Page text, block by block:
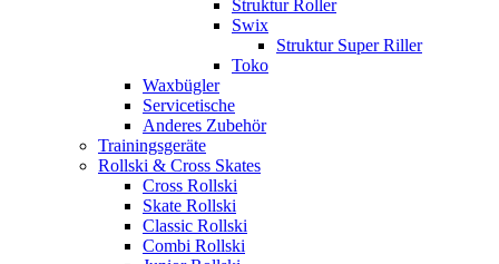
Struktur Roller
Swix
Struktur Super Riller
Toko
Waxbügler
Servicetische
Anderes Zubehör
Trainingsgeräte
Rollski & Cross Skates
Cross Rollski
Skate Rollski
Classic Rollski
Combi Rollski